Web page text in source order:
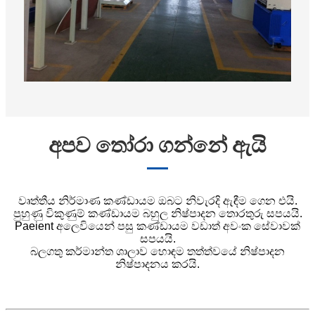
අපව තෝරා ගන්නේ ඇයි
වෘත්තීය නිර්මාණ කණ්ඩායම ඔබට නිවැරදි ඇඳීම ගෙන එයි.
පුහුණු විකුණුම් කණ්ඩායම බහුල නිෂ්පාදන තොරතුරු සපයයි.
Paeient අලෙවියෙන් පසු කණ්ඩායම වඩාත් අවංක සේවාවක්
සපයයි.
බලගතු කර්මාන්ත ශාලාව හොඳම තත්ත්වයේ නිෂ්පාදන
නිෂ්පාදනය කරයි.